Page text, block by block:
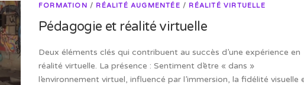
FORMATION / RÉALITÉ AUGMENTÉE / RÉALITÉ VIRTUELLE
Pédagogie et réalité virtuelle
Deux éléments clés qui contribuent au succès d’une expérience en
réalité virtuelle. La présence : Sentiment d’être « dans »
l’environnement virtuel, influencé par l’immersion, la fidélité visuelle